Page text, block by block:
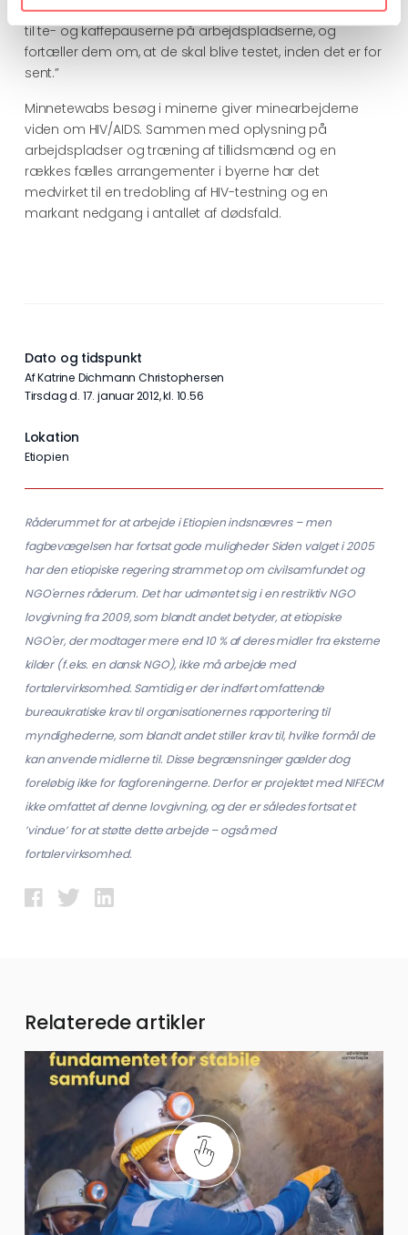
jeg kan rådgive dem om de næste skridt. Jeg kommer
til te- og kaffepauserne på arbejdspladserne, og
fortæller dem om, at de skal blive testet, inden det er for
sent.”
Minnetewabs besøg i minerne giver minearbejderne
viden om HIV/AIDS. Sammen med oplysning på
arbejdspladser og træning af tillidsmænd og en
rækkes fælles arrangementer i byerne har det
medvirket til en tredobling af HIV-testning og en
markant nedgang i antallet af dødsfald.
Dato og tidspunkt
Af Katrine Dichmann Christophersen
tirsdag d. 17. januar 2012, kl. 10.56
Lokation
Etiopien
Råderummet for at arbejde i Etiopien indsnævres – men
fagbevægelsen har fortsat gode muligheder Siden valget i 2005
har den etiopiske regering strammet op om civilsamfundet og
NGO'ernes råderum. Det har udmøntet sig i en restriktiv NGO
lovgivning fra 2009, som blandt andet betyder, at etiopiske
NGO'er, der modtager mere end 10 % af deres midler fra eksterne
kilder (f.eks. en dansk NGO), ikke må arbejde med
fortalervirksomhed. Samtidig er der indført omfattende
bureaukratiske krav til organisationernes rapportering til
myndighederne, som blandt andet stiller krav til, hvilke formål de
kan anvende midlerne til. Disse begrænsninger gælder dog
foreløbig ikke for fagforeningerne. Derfor er projektet med NIFECM
ikke omfattet af denne lovgivning, og der er således fortsat et
’vindue’ for at støtte dette arbejde – også med
fortalervirksomhed.
Relaterede artikler